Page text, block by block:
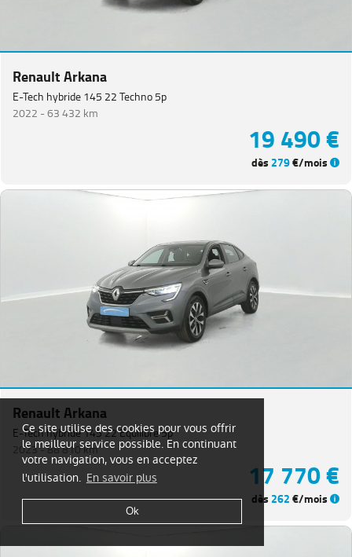
Ce site utilise des cookies pour vous offrir
le meilleur service possible. En continuant
votre navigation, vous en acceptez
l'utilisation. En savoir plus
Ok
Renault Arkana
E-Tech hybride 145 22 Techno 5p
2022 -63 432 km
19 490 €
dès 279€/mois
Renault Arkana
E-Tech hybride 145 22 Equilibre 5p
2023 -88 810 km
17 770 €
dès 262€/mois